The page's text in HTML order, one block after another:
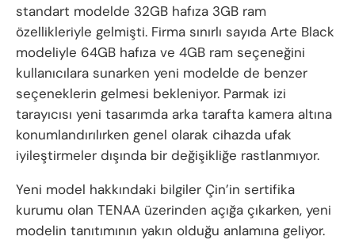
standart modelde 32GB hafıza 3GB ram
özellikleriyle gelmişti. Firma sınırlı sayıda Arte Black
modeliyle 64GB hafıza ve 4GB ram seçeneğini
kullanıcılara sunarken yeni modelde de benzer
seçeneklerin gelmesi bekleniyor. Parmak izi
tarayıcısı yeni tasarımda arka tarafta kamera altına
konumlandırılırken genel olarak cihazda ufak
iyileştirmeler dışında bir değişikliğe rastlanmıyor.
Yeni model hakkındaki bilgiler Çin’in sertifika
kurumu olan TENAA üzerinden açığa çıkarken, yeni
modelin tanıtımının yakın olduğu anlamına geliyor.